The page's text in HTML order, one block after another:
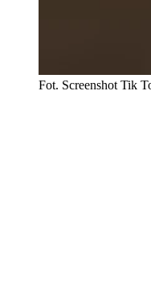
Fot. Screenshot Tik